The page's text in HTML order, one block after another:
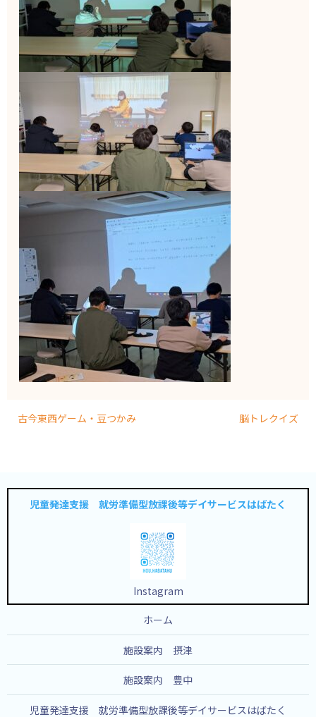
古今東西ゲーム・豆つかみ 脳トレクイズ
児童発達支援 就労準備型放課後等デイサービスはばたく
Instagram
ホーム
施設案内 摂津
施設案内 豊中
児童発達支援 就労準備型放課後等デイサービスはばたく